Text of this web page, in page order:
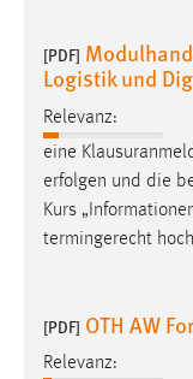
[PDF]
Logistik und
Relevanz:
eine
erfolgen und die
Kurs
termingerecht
[PDF] OTH AW
Relevanz:
Anbieter:
Zweck:
Conversion-
Cookie
3 Monate
Facebook
Name: